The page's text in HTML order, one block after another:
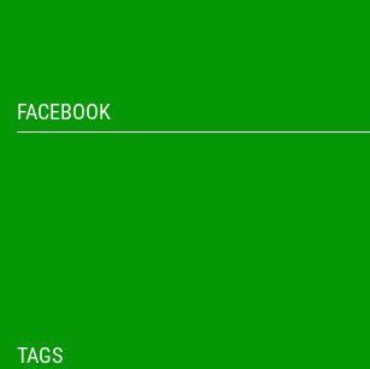
FACEBOOK
TAGS